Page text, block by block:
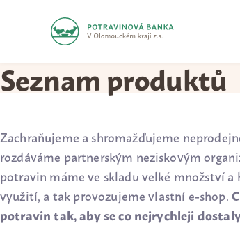
Seznam produktů
Zachraňujeme a shromažďujeme
rozdáváme partnerským neziskovým
potravin máme ve skladu velké množství a
využití, a tak provozujeme vlastní e-shop.
potravin tak, aby se co nejrychleji